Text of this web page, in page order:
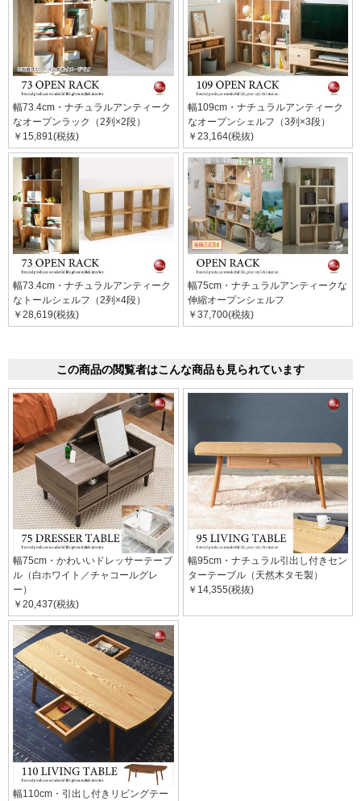
幅73.4cm・ナチュラルアンティーク
なオープンラック（2列×2段）
￥15,891(税抜)
幅109cm・ナチュラルアンティーク
なオープンシェルフ（3列×3段）
￥23,164(税抜)
幅73.4cm・ナチュラルアンティーク
なトールシェルフ（2列×4段）
￥28,619(税抜)
幅75cm・ナチュラルアンティークな
伸縮オープンシェルフ
￥37,700(税抜)
この商品の閲覧者はこんな商品も見られています
幅75cm・かわいいドレッサーテーブ
ル（白ホワイト／チャコールグレ
ー）
￥20,437(税抜)
幅95cm・ナチュラル引出し付きセン
ターテーブル（天然木タモ製）
￥14,355(税抜)
幅110cm・引出し付きリビングテー